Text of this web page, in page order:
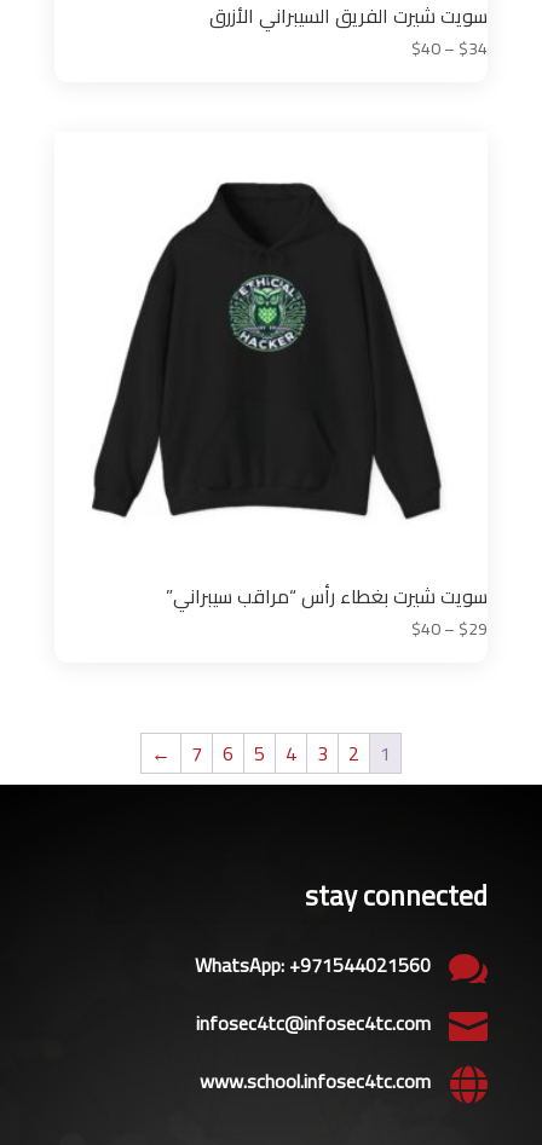
سويت شيرت الفريق السيبراني الأزرق
$34
–
$40 نطاق
سويت شيرت بغطاء رأس “مراقب سيبراني”
$29
–
$40 نطاق
خلال
1
2
3
4
5
6
7
←
stay connected

WhatsApp: +971544021560

infosec4tc@infosec4tc.com

www.school.infosec4tc.com